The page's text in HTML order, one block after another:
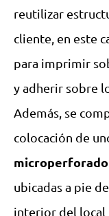
reutilizar
cliente, en este
para imprimir
y adherir sobre
Además, se
colocación de
microperforado
ubicadas a pie
interior del local